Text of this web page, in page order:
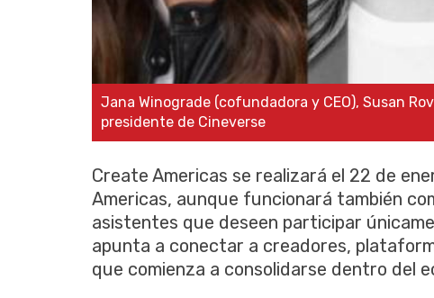
Jana Winograde (cofundadora y CEO), Susan
presidente de Cineverse
Create Americas se realizará el 22 de
Americas, aunque funcionará también
asistentes que deseen participar
apunta a conectar a creadores,
que comienza a consolidarse dentro del